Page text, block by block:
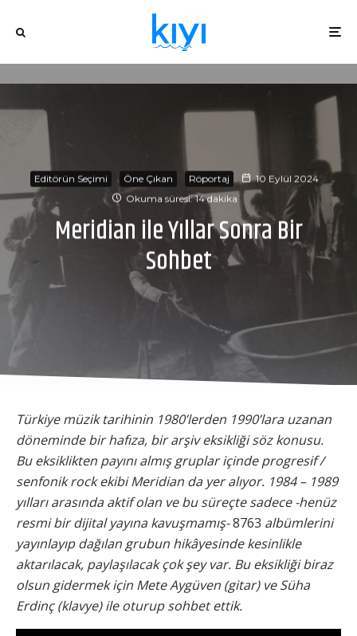
Editörün Seçimi Öne Çıkan Röportaj
10 Eylül 2024
Okuma süresi: 14 dakika
Meridian ile Yıllar Sonra Bir
Sohbet
Türkiye müzik tarihinin 1980’lerden 1990’lara uzanan
döneminde bir hafıza, bir arşiv eksikliği söz konusu.
Bu eksiklikten payını almış gruplar içinde progresif /
senfonik rock ekibi Meridian da yer alıyor. 1984 – 1989
yılları arasında aktif olan ve bu süreçte sadece -henüz
resmi bir dijital yayına kavuşmamış-8763 albümlerini
yayınlayıp dağılan grubun hikâyesinde kesinlikle
aktarılacak, paylaşılacak çok şey var. Bu eksikliği biraz
olsun gidermek için Mete Aygüven (gitar) ve Süha
Erdinç (klavye) ile oturup sohbet ettik.